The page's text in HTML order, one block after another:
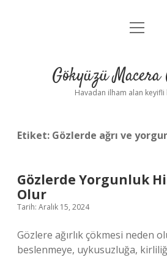
Anasayfa
Yasal Uyarı
menüyü
Gökyüzü
Havadan ilham alan keyifli
Etiket: Gözlerde ağrı ve
Gözlerde Yorgunluk
Olur
Tarih: Aralık 15, 2024
Gözlere ağırlık çökmesi neden
beslenmeye, uykusuzluğa,